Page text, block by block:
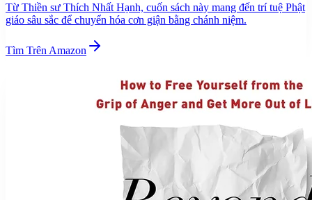
Từ Thiền sư Thích Nhất Hạnh, cuốn sách này mang đến trí tuệ Phật
giáo sâu sắc để chuyển hóa cơn giận bằng chánh niệm.
Tìm Trên Amazon